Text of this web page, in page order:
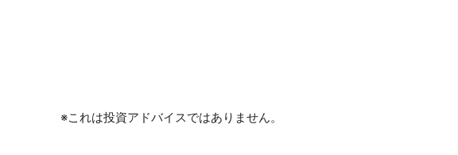
※これは投資アドバイスではありません。